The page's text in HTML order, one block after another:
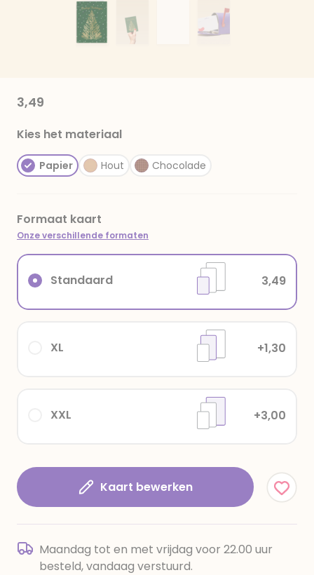
3,49
Kies het materiaal
Papier Hout Chocolade
Formaat kaart
Onze verschillende formaten
XXL +3,00
XL +1,30
Standaard 3,49
Kaart bewerken
Maandag tot en met vrijdag voor 22.00 uur
besteld, vandaag verstuurd.